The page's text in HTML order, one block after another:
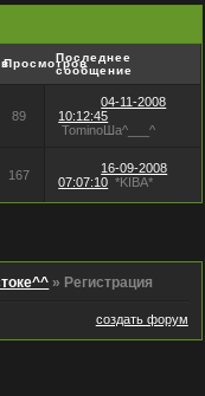
ПросмотровПоследнее
сообщение
89
04-11-2008
10:12:45
TominoШa^___^
167
16-09-2008
07:07:10 *KIBA*
» Регистрация
создать форум